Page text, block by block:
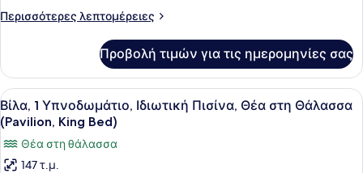
Στην
King
Bed)
Περισσότερες λεπτομέρειες
Περισσότερες
1
Υπνοδωμάτιο,
Ιδιωτική
Πισίνα,
Στην
παραλία
(Pavilion,
Προβολή τιμών για τις ημερομηνίες σας
Προβολή
όλων
των
φωτογραφιών
Μια πισίνα υπερχείλισης με
5
Βίλα, 1 Υπνοδωμάτιο, Ιδιωτική Πισίνα, Θέα στη Θάλασσα
(Pavilion, King Bed)
Θέα στη θάλασσα
147 τ.μ.